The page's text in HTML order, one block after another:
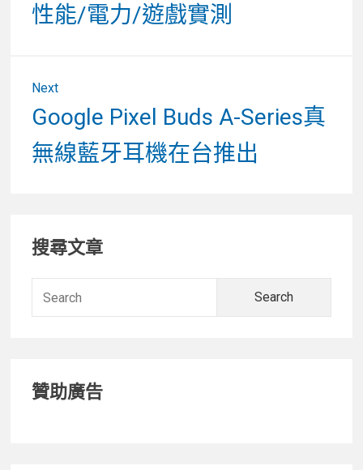
性能/電力/遊戲實測
Next
Next
post:
Google Pixel Buds A-Series真
無線藍牙耳機在台推出
Primary
Sidebar
搜尋文章
贊助廣告